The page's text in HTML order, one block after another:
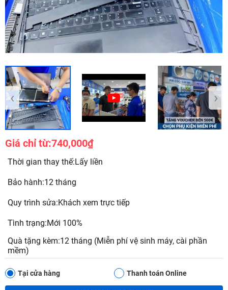
‹ ›
Giá chỉ từ:740,000₫
Thời gian thay thế:Lấy liền
Bảo hành:12 tháng
Quy trình sửa:Khách xem trực tiếp
Tình trạng:Mới 100%
Quà tặng kèm:12 tháng (Miễn phí vệ sinh máy, cài phần
mềm)
Tại cửa hàng Thanh toán Online